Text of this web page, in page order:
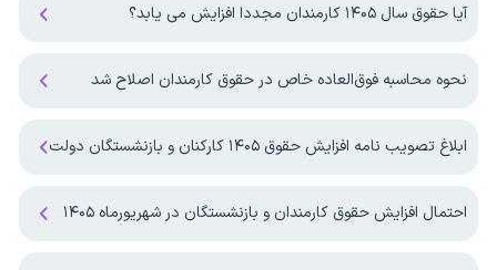
آیا حقوق سال ۱۴۰۵ کارمندان مجددا افزایش می یابد؟
نحوه محاسبه فوق‌العاده خاص در حقوق کارمندان اصلاح شد
ابلاغ تصویب نامه افزایش حقوق ۱۴۰۵ کارکنان و بازنشستگان دولت
احتمال افزایش حقوق کارمندان و بازنشستگان در شهریورماه ۱۴۰۵